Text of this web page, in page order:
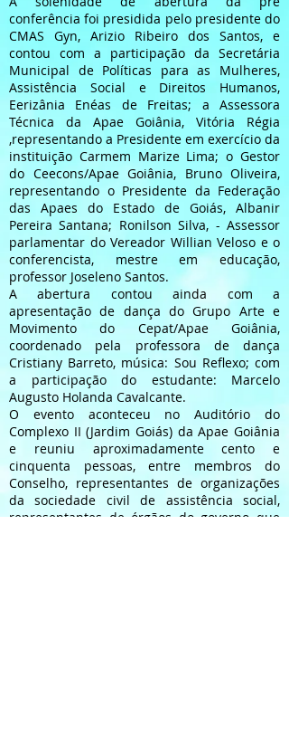
conferência foi presidida pelo presidente do
CMAS Gyn, Arizio Ribeiro dos Santos, e
contou com a participação da Secretária
Municipal de Políticas para as Mulheres,
Assistência Social e Direitos Humanos,
Eerizânia Enéas de Freitas; a Assessora
Técnica da Apae Goiânia, Vitória Régia
,representando a Presidente em exercício da
instituição Carmem Marize Lima; o Gestor
do Ceecons/Apae Goiânia, Bruno Oliveira,
representando o Presidente da Federação
das Apaes do Estado de Goiás, Albanir
Pereira Santana; Ronilson Silva, - Assessor
parlamentar do Vereador Willian Veloso e o
conferencista, mestre em educação,
professor Joseleno Santos.
A abertura contou ainda com a
apresentação de dança do Grupo Arte e
Movimento do Cepat/Apae Goiânia,
coordenado pela professora de dança
Cristiany Barreto, música: Sou Reflexo; com
a participação do estudante: Marcelo
Augusto Holanda Cavalcante.
O evento aconteceu no Auditório do
Complexo II (Jardim Goiás) da Apae Goiânia
e reuniu aproximadamente cento e
cinquenta pessoas, entre membros do
Conselho, representantes de organizações
da sociedade civil de assistência social,
representantes de órgãos do governo que